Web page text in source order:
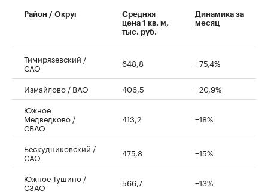
Район / Округ
Средняя
цена 1 кв. м,
тыс. руб.
Динамика за
месяц
Тимирязевский /
САО 648,8 +75,4%
Измайлово / ВАО 406,5
+20,9%
Южное
Медведково /
СВАО
413,2 +18%
Бескудниковский /
САО 475,8 +15%
Южное Тушино /
СЗАО 566,7 +13%